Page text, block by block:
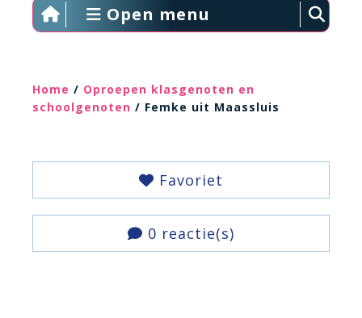
Open menu
Home / Oproepen klasgenoten en
schoolgenoten / Femke uit Maassluis
Favoriet
0 reactie(s)